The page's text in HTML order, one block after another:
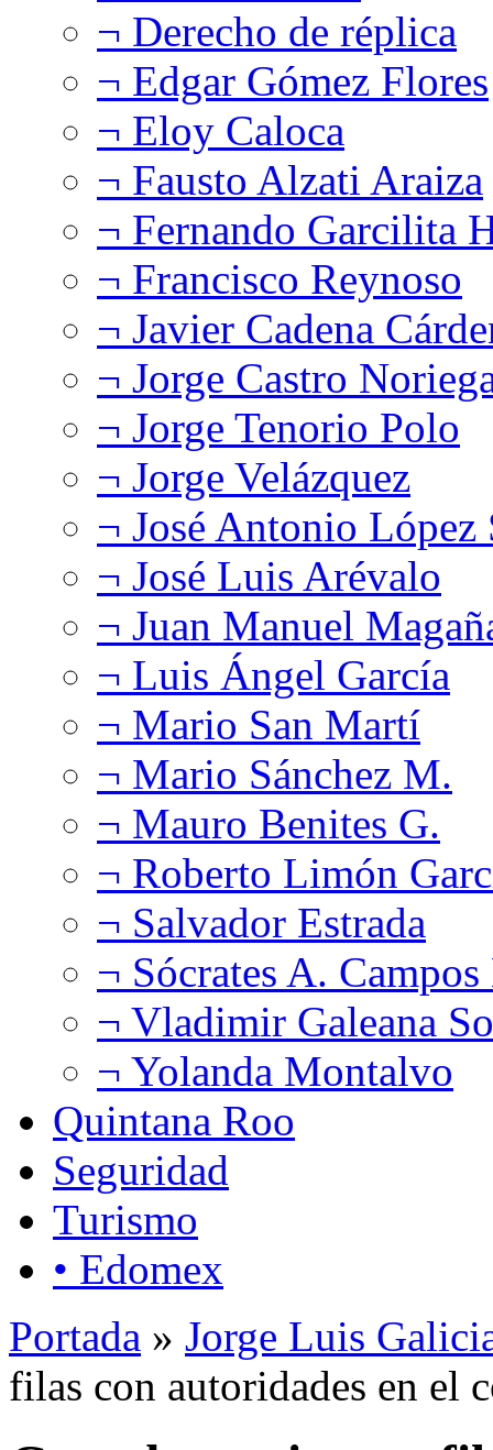
¬ Derecho de réplica
¬ Edgar Gómez Flores
¬ Eloy Caloca
¬ Fausto Alzati Araiza
¬ Fernando Garcilita
¬ Francisco Reynoso
¬ Javier Cadena
¬ Jorge Castro
¬ Jorge Tenorio Polo
¬ Jorge Velázquez
¬ José Antonio López
¬ José Luis Arévalo
¬ Juan Manuel
¬ Luis Ángel García
¬ Mario San Martí
¬ Mario Sánchez M.
¬ Mauro Benites G.
¬ Roberto Limón
¬ Salvador Estrada
¬ Sócrates A.
¬ Vladimir Galeana
¬ Yolanda Montalvo
Quintana Roo
Seguridad
Turismo
• Edomex
Portada » Jorge Luis
filas con autoridades en el